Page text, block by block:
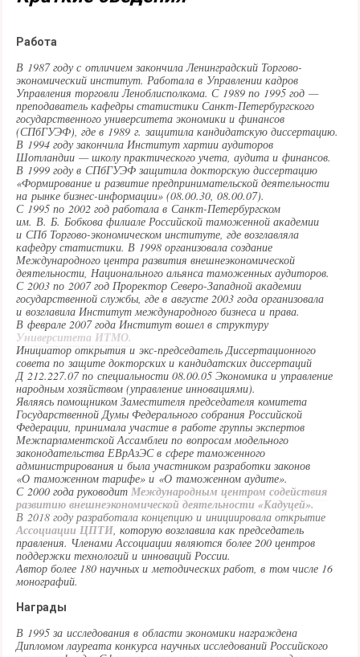
Работа
В 1987 году с отличием закончила Ленинградский Торгово-
экономический институт. Работала в Управлении кадров
Управления торговли Леноблисполкома. С 1989 по 1995 год —
преподаватель кафедры статистики Санкт-Петербургского
государственного университета экономики и финансов
(СПбГУЭФ), где в 1989 г. защитила кандидатскую диссертацию.
В 1994 году закончила Институт хартии аудиторов
Шотландии — школу практического учета, аудита и финансов.
В 1999 году в СПбГУЭФ защитила докторскую диссертацию
«Формирование и развитие предпринимательской деятельности
на рынке бизнес-информации» (08.00.30, 08.00.07).
С 1995 по 2002 год работала в Санкт-Петербургском
им. В. Б. Бобкова филиале Российской таможенной академии
и СПб Торгово-экономическом институте, где возглавляла
кафедру статистики. В 1998 организовала создание
Международного центра развития внешнеэкономической
деятельности, Национального альянса таможенных аудиторов.
С 2003 по 2007 год Проректор Северо-Западной академии
государственной службы, где в августе 2003 года организовала
и возглавила Институт международного бизнеса и права.
В феврале 2007 года Институт вошел в структуру
Университета ИТМО.
Инициатор открытия и экс-председатель Диссертационного
совета по защите докторских и кандидатских диссертаций
Д 212.227.07 по специальности 08.00.05 Экономика и управление
народным хозяйством (управление инновациями).
Являясь помощником Заместителя председателя комитета
Государственной Думы Федерального собрания Российской
Федерации, принимала участие в работе группы экспертов
Межпарламентской Ассамблеи по вопросам модельного
законодательства ЕВрАзЭС в сфере таможенного
администрирования и была участником разработки законов
«О таможенном тарифе» и «О таможенном аудите».
С 2000 года руководит Международным центром содействия
развитию внешнеэкономической деятельности «Кадуцей».
В 2018 году разработала концепцию и инициировала открытие
Ассоциации ЦПТИ , которую возглавила как председатель
правления. Членами Ассоциации являются более 200 центров
поддержки технологий и инноваций России.
Автор более 180 научных и методических работ, в том числе 16
монографий.
Награды
В 1995 за исследования в области экономики награждена
Дипломом лауреата конкурса научных исследований Российского